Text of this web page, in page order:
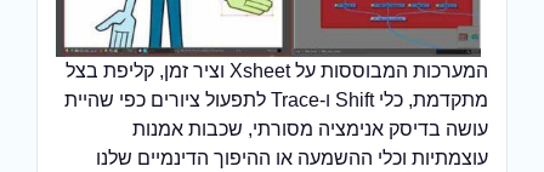
המערכות המבוססות על Xsheet וציר זמן, קליפת בצל
מתקדמת, כלי Shift ו-Trace לתפעול ציורים כפי שהיית
עושה בדיסק אנימציה מסורתי, שכבות אמנות
עוצמתיות וכלי ההשמעה או ההיפוך הדינמיים שלנו